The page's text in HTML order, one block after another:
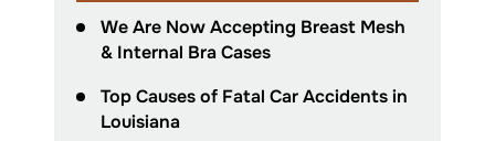
We Are Now Accepting Breast Mesh
& Internal Bra Cases
Top Causes of Fatal Car Accidents in
Louisiana